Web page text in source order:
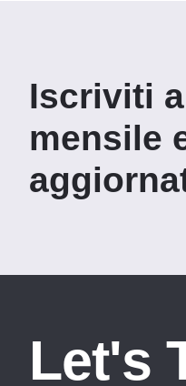
Iscriviti
mensile
Let's